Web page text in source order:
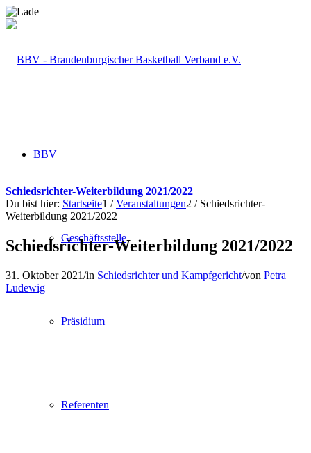
BBV
Geschäftsstelle
Präsidium
Referenten
Schiedsrichter-Weiterbildung 2021/2022
Du bist hier: Startseite1 / Veranstaltungen2 / Schiedsrichter-
Weiterbildung 2021/2022
Schiedsrichter-Weiterbildung 2021/2022
31. Oktober 2021/in Schiedsrichter und Kampfgericht/von Petra
Ludewig